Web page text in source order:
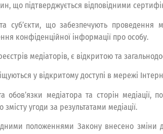
що підтверджується відповідними
суб’єкти, що забезпечують
конфіденційної інформації про особу.
медіаторів, є відкритою та
у відкритому доступі в мережі
обов’язки медіатора та сторін
змісту угоди за результатами медіації.
положеннями Закону внесено зміни